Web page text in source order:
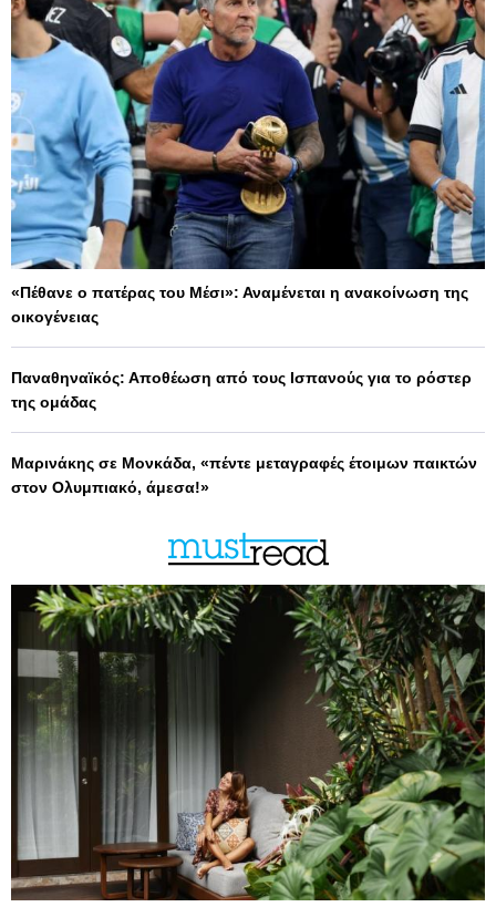
«Πέθανε ο πατέρας του Μέσι»: Αναμένεται η ανακοίνωση της
οικογένειας
Παναθηναϊκός: Αποθέωση από τους Ισπανούς για το ρόστερ
της ομάδας
Μαρινάκης σε Μονκάδα, «πέντε μεταγραφές έτοιμων παικτών
στον Ολυμπιακό, άμεσα!»